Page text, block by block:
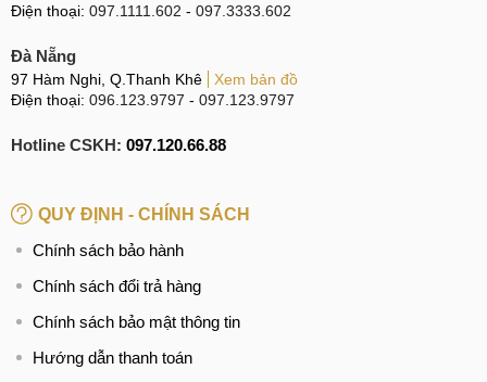
Điện thoại: 097.1111.602 - 097.3333.602
Đà Nẵng
97 Hàm Nghi, Q.Thanh Khê
Xem bản đồ
Điện thoại: 096.123.9797 - 097.123.9797
Hotline CSKH: 097.120.66.88
QUY ĐỊNH - CHÍNH SÁCH
Chính sách bảo hành
Chính sách đổi trả hàng
Chính sách bảo mật thông tin
Hướng dẫn thanh toán